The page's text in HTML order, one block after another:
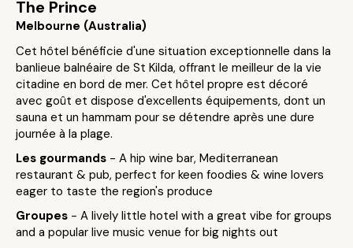
The Prince
Melbourne (Australia)
Cet hôtel bénéficie d'une situation exceptionnelle dans la
banlieue balnéaire de St Kilda, offrant le meilleur de la vie
citadine en bord de mer. Cet hôtel propre est décoré
avec goût et dispose d'excellents équipements, dont un
sauna et un hammam pour se détendre après une dure
journée à la plage.
Les gourmands - A hip wine bar, Mediterranean
restaurant & pub, perfect for keen foodies & wine lovers
eager to taste the region's produce
Groupes - A lively little hotel with a great vibe for groups
and a popular live music venue for big nights out